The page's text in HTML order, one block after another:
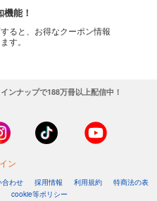
能！
ると、お得なクーポン情報
す。
ンナップで188万冊以上配信中！
ン
合わせ 採用情報 利用規約
特商法の表
cookie等ポリシー